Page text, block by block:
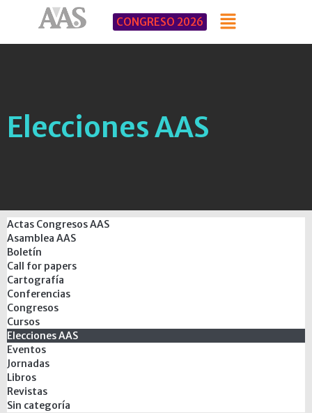
CONGRESO 2026
Elecciones AAS
Actas Congresos AAS
Asamblea AAS
Boletín
Call for papers
Cartografía
Conferencias
Congresos
Cursos
Elecciones AAS
Eventos
Jornadas
Libros
Revistas
Sin categoría